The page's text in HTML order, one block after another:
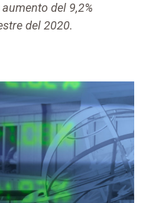
del 9,2%
del 2020.